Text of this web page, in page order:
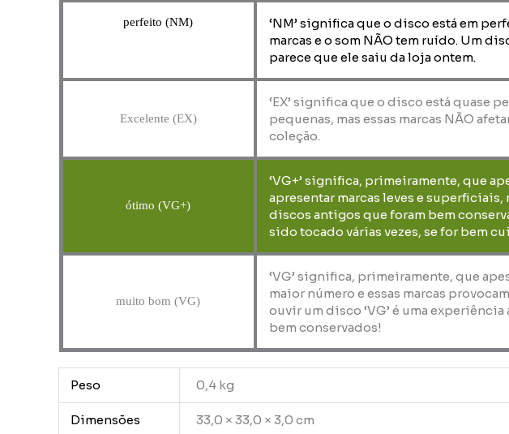
perfeito (NM)
‘NM’ significa que o disco está em
marcas e o som NÃO tem ruído. Um
parece que ele saiu da loja ontem.
Excelente (EX)
‘EX’ significa que o disco está quase
pequenas, mas essas marcas NÃO
coleção.
ótimo (VG+)
‘VG+’ significa, primeiramente, que
apresentar marcas leves e
discos antigos que foram bem
sido tocado várias vezes, se for bem
muito bom (VG)
‘VG’ significa, primeiramente, que
maior número e essas marcas
ouvir um disco ‘VG’ é uma
bem conservados!
Peso 0,4 kg
Dimensões 33,0 × 33,0 × 3,0 cm